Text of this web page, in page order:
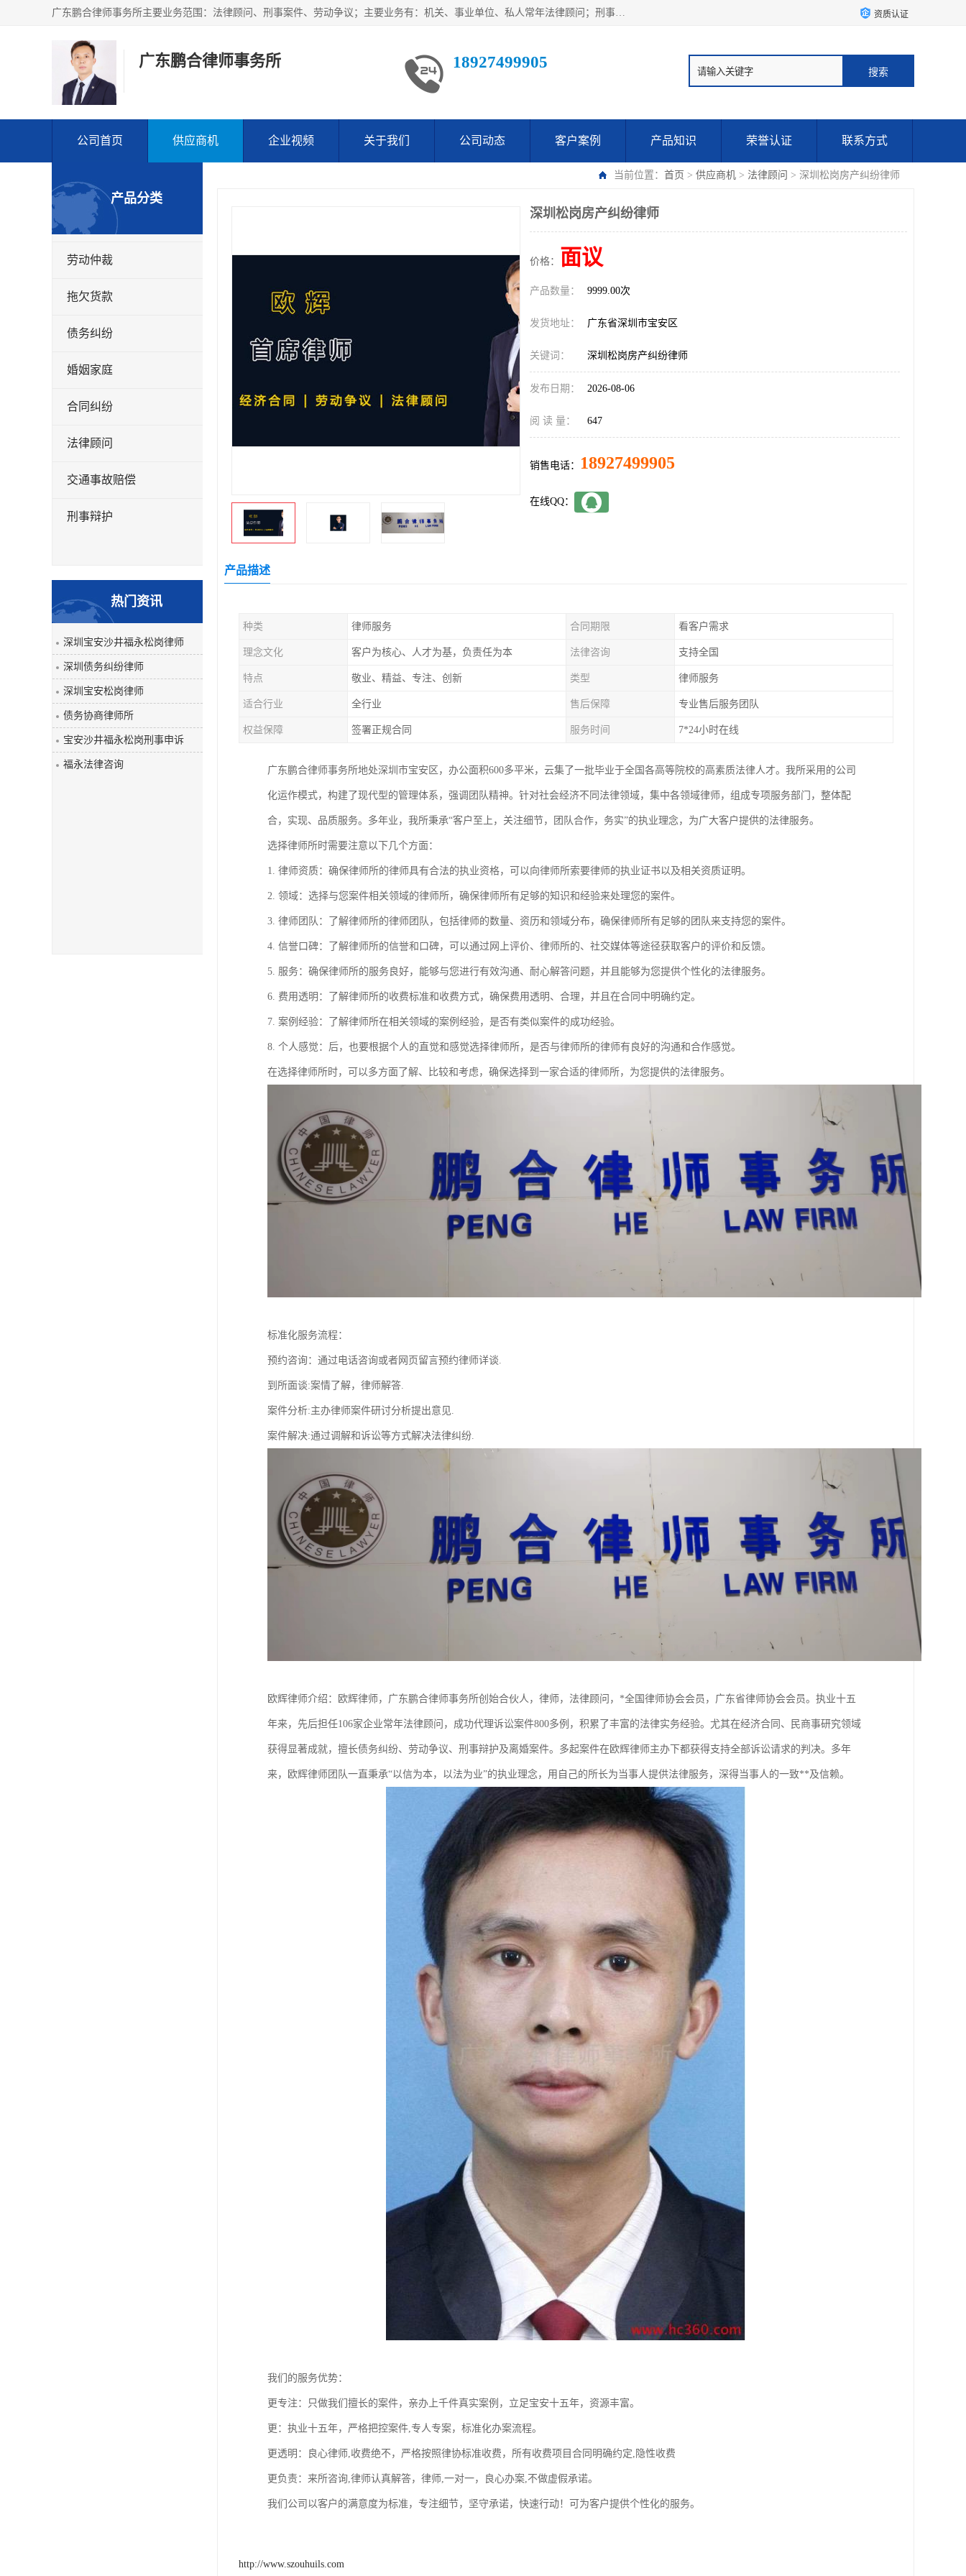
广东鹏合律师事务所主要业务范围：法律顾问、刑事案件、劳动争议；主要业务有：机关、事业单位、私人常年法律顾问；刑事案件辩护、案件代理、犯罪辩护、取保候审等法律事务；以及劳动合同、工伤、工资、辞退、开除等劳动法律事务；多年来，欧辉律师团队一直秉承“以信为本，以法为业”的执业理念，用自己的专业所长为当事人提供优质法律服务，深得当事人的一致好评及信赖。 资质认证
广东鹏合律师事务所 18927499905
公司首页 供应商机 企业视频 关于我们 公司动态 客户案例 产品知识 荣誉认证 联系方式
当前位置： 首页 > 供应商机 > 法律顾问 > 深圳松岗房产纠纷律师
产品分类
劳动仲裁
拖欠货款
债务纠纷
婚姻家庭
合同纠纷
法律顾问
交通事故赔偿
刑事辩护
热门资讯
深圳宝安沙井福永松岗律师
深圳债务纠纷律师
深圳宝安松岗律师
债务协商律师所
宝安沙井福永松岗刑事申诉
福永法律咨询
深圳松岗房产纠纷律师
价格： 面议
产品数量： 9999.00次
发货地址： 广东省深圳市宝安区
关键词： 深圳松岗房产纠纷律师
发布日期： 2026-08-06
阅 读 量： 647
销售电话： 18927499905
在线QQ：
产品描述
种类 律师服务 合同期限 看客户需求
理念文化 客户为核心、人才为基，负责任为本 法律咨询 支持全国
特点 敬业、精益、专注、创新 类型 律师服务
适合行业 全行业 售后保障 专业售后服务团队
权益保障 签署正规合同 服务时间 7*24小时在线
广东鹏合律师事务所地处深圳市宝安区，办公面积600多平米，云集了一批毕业于全国各高等院校的高素质法律人才。我所采用的公司
化运作模式，构建了现代型的管理体系，强调团队精神。针对社会经济不同法律领域，集中各领域律师，组成专项服务部门，整体配
合，实现、品质服务。多年业，我所秉承“客户至上，关注细节，团队合作，务实”的执业理念，为广大客户提供的法律服务。
选择律师所时需要注意以下几个方面：
1. 律师资质：确保律师所的律师具有合法的执业资格，可以向律师所索要律师的执业证书以及相关资质证明。
2. 领域：选择与您案件相关领域的律师所，确保律师所有足够的知识和经验来处理您的案件。
3. 律师团队：了解律师所的律师团队，包括律师的数量、资历和领域分布，确保律师所有足够的团队来支持您的案件。
4. 信誉口碑：了解律师所的信誉和口碑，可以通过网上评价、律师所的、社交媒体等途径获取客户的评价和反馈。
5. 服务：确保律师所的服务良好，能够与您进行有效沟通、耐心解答问题，并且能够为您提供个性化的法律服务。
6. 费用透明：了解律师所的收费标准和收费方式，确保费用透明、合理，并且在合同中明确约定。
7. 案例经验：了解律师所在相关领域的案例经验，是否有类似案件的成功经验。
8. 个人感觉：后，也要根据个人的直觉和感觉选择律师所，是否与律师所的律师有良好的沟通和合作感觉。
在选择律师所时，可以多方面了解、比较和考虑，确保选择到一家合适的律师所，为您提供的法律服务。
标准化服务流程：
预约咨询：通过电话咨询或者网页留言预约律师详谈.
到所面谈:案情了解，律师解答.
案件分析:主办律师案件研讨分析提出意见.
案件解决:通过调解和诉讼等方式解决法律纠纷.
欧辉律师介绍：欧辉律师，广东鹏合律师事务所创始合伙人，律师，法律顾问，*全国律师协会会员，广东省律师协会会员。执业十五
年来，先后担任106家企业常年法律顾问，成功代理诉讼案件800多例，积累了丰富的法律实务经验。尤其在经济合同、民商事研究领域
获得显著成就，擅长债务纠纷、劳动争议、刑事辩护及离婚案件。多起案件在欧辉律师主办下都获得支持全部诉讼请求的判决。多年
来，欧辉律师团队一直秉承“以信为本，以法为业”的执业理念，用自己的所长为当事人提供法律服务，深得当事人的一致**及信赖。
我们的服务优势：
更专注：只做我们擅长的案件，亲办上千件真实案例，立足宝安十五年，资源丰富。
更：执业十五年，严格把控案件,专人专案，标准化办案流程。
更透明：良心律师,收费绝不，严格按照律协标准收费，所有收费项目合同明确约定,隐性收费
更负责：来所咨询,律师认真解答，律师,一对一，良心办案,不做虚假承诺。
我们公司以客户的满意度为标准，专注细节，坚守承诺，快速行动！可为客户提供个性化的服务。
http://www.szouhuils.com